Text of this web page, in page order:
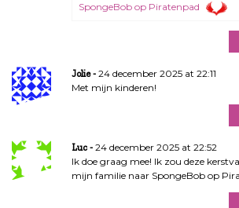
SpongeBob op Piratenpad
Jolie
24 december 2025 at 22:11
Met mijn kinderen!
Luc
24 december 2025 at 22:52
Ik doe graag mee! Ik zou deze
mijn familie naar SpongeBob op